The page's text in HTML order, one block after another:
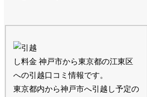
神戸市から東京都の江東区
への引越口コミ情報です。
東京都内から神戸市へ引越し予定の